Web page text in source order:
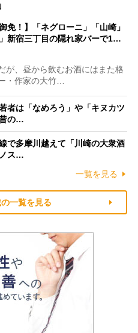
免！】「ネグローニ」「山崎」
」新宿三丁目の隠れ家バーで1…
、昼から飲むお酒にはまた格
・作家の大竹…
者は「なめろう」や「キヌカツ
の…
で多摩川越えて「川崎の大衆酒
ス…
一覧を見る
一覧を見る